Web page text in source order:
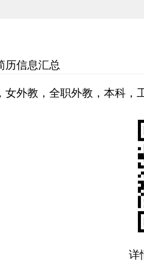
历信息汇总
女外教，全职外教，本科，
详